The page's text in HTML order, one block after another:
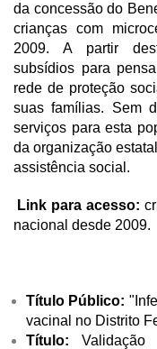
da concessão do
crianças com
2009. A partir
subsídios para
rede de proteção
suas famílias. Sem
serviços para esta
da organização
assistência social.
Link para acesso:
nacional desde 2009.
Título Público:
vacinal no Distrito
Título: Validação